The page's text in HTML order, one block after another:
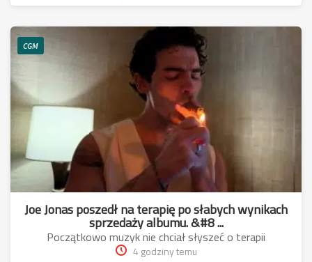
CGM
Joe Jonas poszedł na terapię po słabych wynikach
sprzedaży albumu. &#8 ...
Początkowo muzyk nie chciał słyszeć o terapii
4 godziny temu